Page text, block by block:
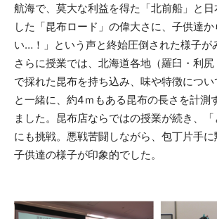
航海で、莫大な利益を得た「北前船」と
した「昆布ロード」の偉大さに、子供達
い…！」という声と終始圧倒された様子が
さらに授業では、北海道各地（羅臼・利
で採れた昆布を持ち込み、味や特徴につ
と一緒に、約4ｍもある昆布の長さを計測
ました。昆布店ならではの授業が続き、「
にも挑戦。悪戦苦闘しながら、包丁片手
子供達の様子が印象的でした。